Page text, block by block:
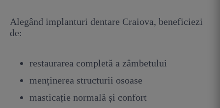
Alegând implanturi dentare Craiova, beneficiezi
de:
restaurarea completă a zâmbetului
menținerea structurii osoase
masticație normală și confort